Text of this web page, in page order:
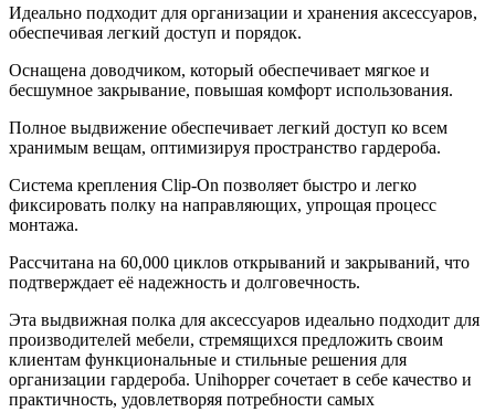
Идеально подходит для организации и хранения аксессуаров,
обеспечивая легкий доступ и порядок.
Оснащена доводчиком, который обеспечивает мягкое и
бесшумное закрывание, повышая комфорт использования.
Полное выдвижение обеспечивает легкий доступ ко всем
хранимым вещам, оптимизируя пространство гардероба.
Система крепления Clip-On позволяет быстро и легко
фиксировать полку на направляющих, упрощая процесс
монтажа.
Рассчитана на 60,000 циклов открываний и закрываний, что
подтверждает её надежность и долговечность.
Эта выдвижная полка для аксессуаров идеально подходит для
производителей мебели, стремящихся предложить своим
клиентам функциональные и стильные решения для
организации гардероба. Unihopper сочетает в себе качество и
практичность, удовлетворяя потребности самых